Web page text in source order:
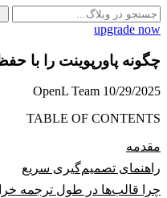
upgrade now
چگونه پاورپوینت را با
OpenL Team 10/29/2025
TABLE OF CONTENTS
مقدمه
راهنمای تصمیم‌گیری سریع
چرا قالب‌ها در طول ترجمه